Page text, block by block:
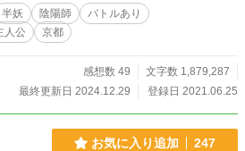
い高校生活』全29部。 番外編『たとえばこん
日』全5部。 第5幕『ー夜顔の記憶、祓い人の足
。 第6幕『スキルアップと親睦を深めるための
ております。
半妖 陰陽師
バトルあり
人公 京都
感想数 49
文字数 1,879,287
最終更新日 2024.12.29
登録日 2021.06.25
お気に入り追加 247